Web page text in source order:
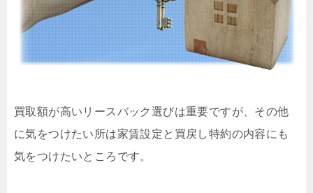
買取額が高いリースバック選びは重要ですが、その他
に気をつけたい所は家賃設定と買戻し特約の内容にも
気をつけたいところです。